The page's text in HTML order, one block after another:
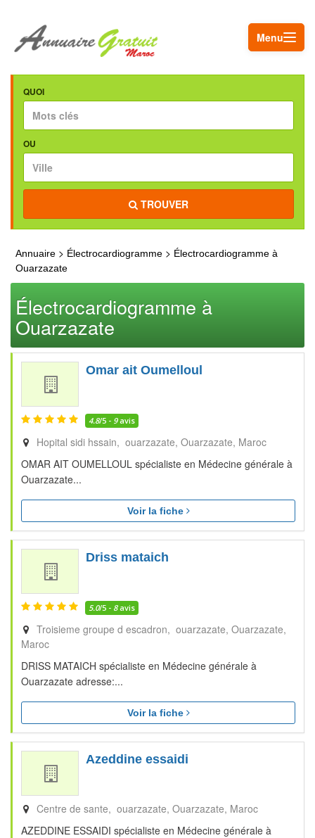
Menu
QUOI
OU
TROUVER
Annuaire > Électrocardiogramme > Électrocardiogramme à
Ouarzazate
Électrocardiogramme à
Ouarzazate
Omar ait Oumelloul
4.8/5 - 9avis
Hopital sidi hssain, ouarzazate Ouarzazate Maroc
OMAR AIT OUMELLOUL spécialiste en Médecine générale à
Ouarzazate...
Voir la fiche
Driss mataich
5.0/5 - 8avis
Troisieme groupe d escadron, ouarzazate Ouarzazate
Maroc
DRISS MATAICH spécialiste en Médecine générale à
Ouarzazate adresse:...
Voir la fiche
Azeddine essaidi
Centre de sante, ouarzazate Ouarzazate Maroc
AZEDDINE ESSAIDI spécialiste en Médecine générale à